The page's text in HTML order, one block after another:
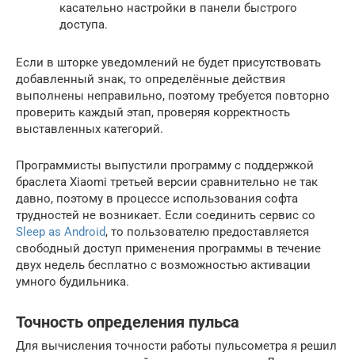
касательно настройки в панели быстрого
доступа.
Если в шторке уведомлений не будет присутствовать
добавленный знак, то определённые действия
выполнены неправильно, поэтому требуется повторно
проверить каждый этап, проверяя корректность
выставленных категорий.
Программисты выпустили программу с поддержкой
браслета Xiaomi третьей версии сравнительно не так
давно, поэтому в процессе использования софта
трудностей не возникает. Если соединить сервис со
Sleep as Android, то пользователю предоставляется
свободный доступ применения программы в течение
двух недель бесплатно с возможностью активации
умного будильника.
Точность определения пульса
Для вычисления точности работы пульсометра я решил